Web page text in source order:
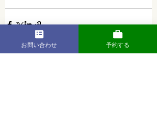
お問い合わせ 予約する